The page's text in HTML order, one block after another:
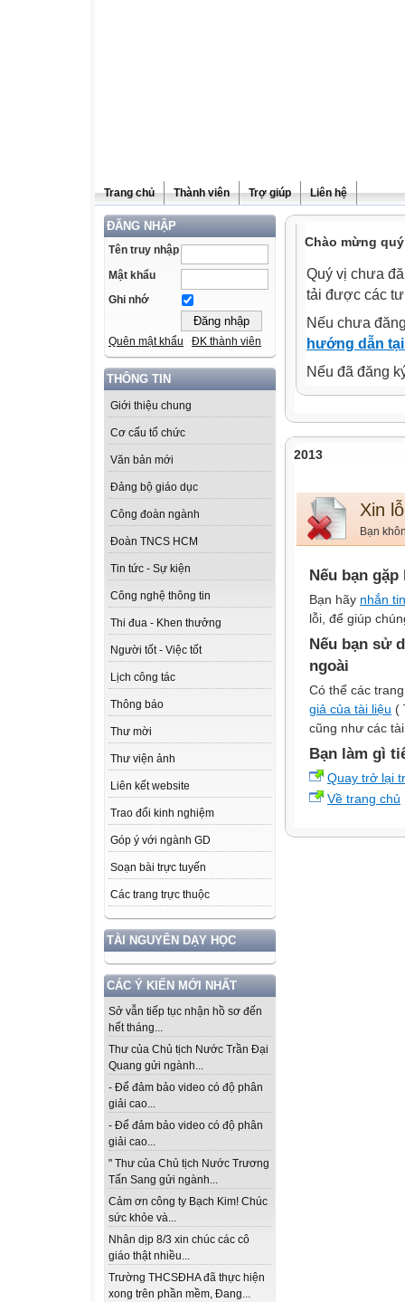
Trang chủ Thành viên Trợ giúp Liên hệ
ĐĂNG NHẬP
Tên truy nhập
Mật khẩu
Ghi nhớ
Quên mật khẩu ĐK thành viên
THÔNG TIN
Giới thiệu chung
Cơ cấu tổ chức
Văn bản mới
Đảng bộ giáo dục
Công đoàn ngành
Đoàn TNCS HCM
Tin tức - Sự kiện
Công nghệ thông tin
Thi đua - Khen thưởng
Người tốt - Việc tốt
Lịch công tác
Thông báo
Thư mời
Thư viện ảnh
Liên kết website
Trao đổi kinh nghiệm
Góp ý với ngành GD
Soạn bài trực tuyến
Các trang trực thuộc
TÀI NGUYÊN DẠY HỌC
CÁC Ý KIẾN MỚI NHẤT
Sở vẫn tiếp tục nhận hồ sơ đến
hết tháng...
Thư của Chủ tịch Nước Trần Đại
Quang gửi ngành...
- Để đảm bảo video có độ phân
giải cao...
- Để đảm bảo video có độ phân
giải cao...
" Thư của Chủ tịch Nước Trương
Tấn Sang gửi ngành...
Cảm ơn công ty Bạch Kim! Chúc
sức khỏe và...
Nhân dịp 8/3 xin chúc các cô
giáo thật nhiều...
Trường THCSĐHA đã thực hiện
xong trên phần mềm, Đang...
Chào mừng
Quý vị chưa
tải được các
Nếu chưa
hướng dẫn
Nếu đã đăng
2013
Xin
Bạn
Nếu bạn
Bạn hãy nhắn
lỗi, để giúp
Nếu bạn sử
ngoài
Có thể các
giả của tài liệu (
cũng như các
Bạn làm gì
Quay trở lại
Về trang chủ